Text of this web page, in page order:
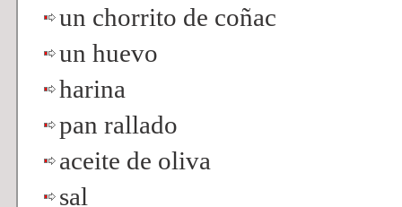
un chorrito de coñac
un huevo
harina
pan rallado
aceite de oliva
sal